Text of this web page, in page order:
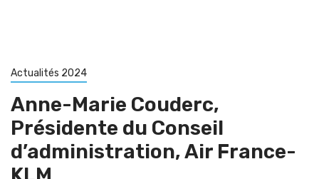
Actualités 2024
Anne-Marie Couderc,
Présidente du Conseil
d’administration, Air France-